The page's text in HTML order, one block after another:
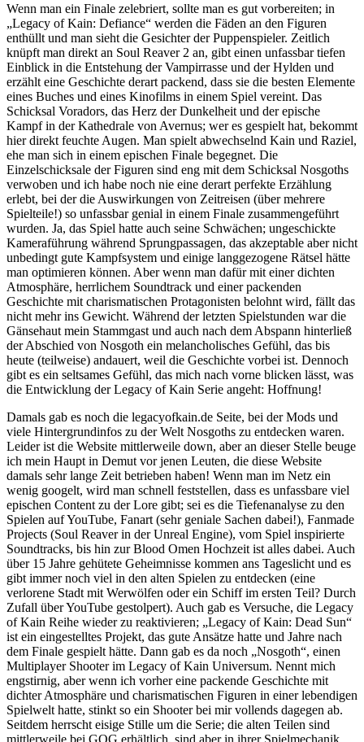
Wenn man ein Finale zelebriert, sollte man es gut vorbereiten; in
„Legacy of Kain: Defiance“ werden die Fäden an den Figuren
enthüllt und man sieht die Gesichter der Puppenspieler. Zeitlich
knüpft man direkt an Soul Reaver 2 an, gibt einen unfassbar tiefen
Einblick in die Entstehung der Vampirrasse und der Hylden und
erzählt eine Geschichte derart packend, dass sie die besten Elemente
eines Buches und eines Kinofilms in einem Spiel vereint. Das
Schicksal Voradors, das Herz der Dunkelheit und der epische
Kampf in der Kathedrale von Avernus; wer es gespielt hat, bekommt
hier direkt feuchte Augen. Man spielt abwechselnd Kain und Raziel,
ehe man sich in einem epischen Finale begegnet. Die
Einzelschicksale der Figuren sind eng mit dem Schicksal Nosgoths
verwoben und ich habe noch nie eine derart perfekte Erzählung
erlebt, bei der die Auswirkungen von Zeitreisen (über mehrere
Spielteile!) so unfassbar genial in einem Finale zusammengeführt
wurden. Ja, das Spiel hatte auch seine Schwächen; ungeschickte
Kameraführung während Sprungpassagen, das akzeptable aber nicht
unbedingt gute Kampfsystem und einige langgezogene Rätsel hätte
man optimieren können. Aber wenn man dafür mit einer dichten
Atmosphäre, herrlichem Soundtrack und einer packenden
Geschichte mit charismatischen Protagonisten belohnt wird, fällt das
nicht mehr ins Gewicht. Während der letzten Spielstunden war die
Gänsehaut mein Stammgast und auch nach dem Abspann hinterließ
der Abschied von Nosgoth ein melancholisches Gefühl, das bis
heute (teilweise) andauert, weil die Geschichte vorbei ist. Dennoch
gibt es ein seltsames Gefühl, das mich nach vorne blicken lässt, was
die Entwicklung der Legacy of Kain Serie angeht: Hoffnung!
Damals gab es noch die legacyofkain.de Seite, bei der Mods und
viele Hintergrundinfos zu der Welt Nosgoths zu entdecken waren.
Leider ist die Website mittlerweile down, aber an dieser Stelle beuge
ich mein Haupt in Demut vor jenen Leuten, die diese Website
damals sehr lange Zeit betrieben haben! Wenn man im Netz ein
wenig googelt, wird man schnell feststellen, dass es unfassbare viel
epischen Content zu der Lore gibt; sei es die Tiefenanalyse zu den
Spielen auf YouTube, Fanart (sehr geniale Sachen dabei!), Fanmade
Projects (Soul Reaver in der Unreal Engine), vom Spiel inspirierte
Soundtracks, bis hin zur Blood Omen Hochzeit ist alles dabei. Auch
über 15 Jahre gehütete Geheimnisse kommen ans Tageslicht und es
gibt immer noch viel in den alten Spielen zu entdecken (eine
verlorene Stadt mit Werwölfen oder ein Schiff im ersten Teil? Durch
Zufall über YouTube gestolpert). Auch gab es Versuche, die Legacy
of Kain Reihe wieder zu reaktivieren; „Legacy of Kain: Dead Sun“
ist ein eingestelltes Projekt, das gute Ansätze hatte und Jahre nach
dem Finale gespielt hätte. Dann gab es da noch „Nosgoth“, einen
Multiplayer Shooter im Legacy of Kain Universum. Nennt mich
engstirnig, aber wenn ich vorher eine packende Geschichte mit
dichter Atmosphäre und charismatischen Figuren in einer lebendigen
Spielwelt hatte, stinkt so ein Shooter bei mir vollends dagegen ab.
Seitdem herrscht eisige Stille um die Serie; die alten Teilen sind
mittlerweile bei GOG erhältlich, sind aber in ihrer Spielmechanik